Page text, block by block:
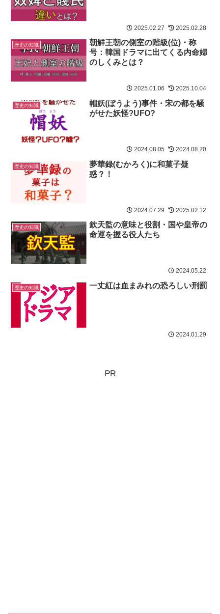
2025.02.27 2025.02.28
歴史の知識
朝鮮王朝の側室の階級(位)・称
号：韓国ドラマに出てくる内命婦
のしくみとは？
2025.01.06 2025.10.04
歴史の知識
帽妖(ぼうよう)事件・宋の都を騒
がせた妖怪?UFO?
2024.08.05 2024.08.20
歴史の知識
夢華録(むかろく)に和菓子疑
惑？！
2024.07.29 2025.02.12
歴史の知識
欽天監の意味と役割・国や皇帝の
命運を握る役人たち
2024.05.22
歴史の知識 一丈紅は血まみれの恐ろしい刑罰
2024.01.29
PR